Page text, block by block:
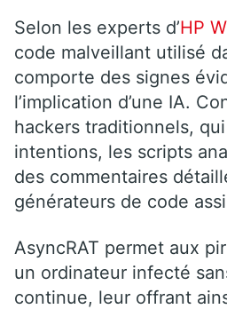
Selon les experts d’HP
code malveillant utilisé
comporte des signes
l’implication d’une IA.
hackers traditionnels,
intentions, les scripts
des commentaires
générateurs de code
AsyncRAT permet aux
un ordinateur infecté
continue, leur offrant